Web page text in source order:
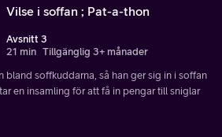
Vilse i soffan ; Pat-a-thon
Avsnitt 3
21 min Tillgänglig 3+ månader
bland soffkuddarna, så han ger sig in i soffan
en insamling för att få in pengar till sniglar